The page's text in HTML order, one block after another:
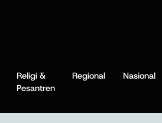
Religi &
Pesantren
Regional Nasional